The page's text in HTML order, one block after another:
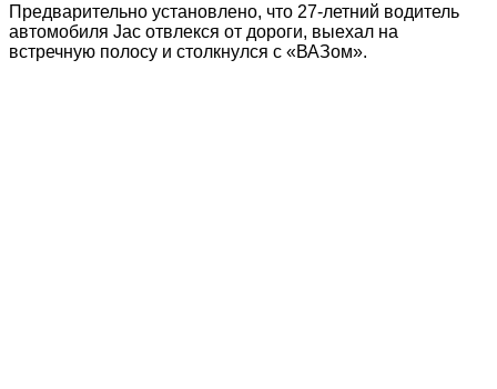
Предварительно установлено, что 27-летний водитель
автомобиля Jac отвлекся от дороги, выехал на
встречную полосу и столкнулся с «ВАЗом».